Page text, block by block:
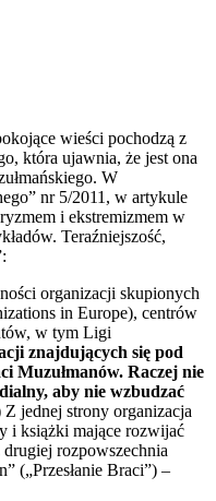
wieści pochodzą z
która ujawnia, że jest ona
W
nr 5/2011, w artykule
i ekstremizmem w
Teraźniejszość,
organizacji skupionych
in Europe), centrów
w tym Ligi
znajdujących się pod
Muzułmanów. Raczej nie
aby nie wzbudzać
jednej strony organizacja
i książki mające rozwijać
rozpowszechnia
(„Przesłanie Braci”) –